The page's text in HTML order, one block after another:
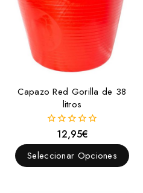
Capazo Red Gorilla de 38
litros
fuera
de
12,95€
Seleccionar Opciones